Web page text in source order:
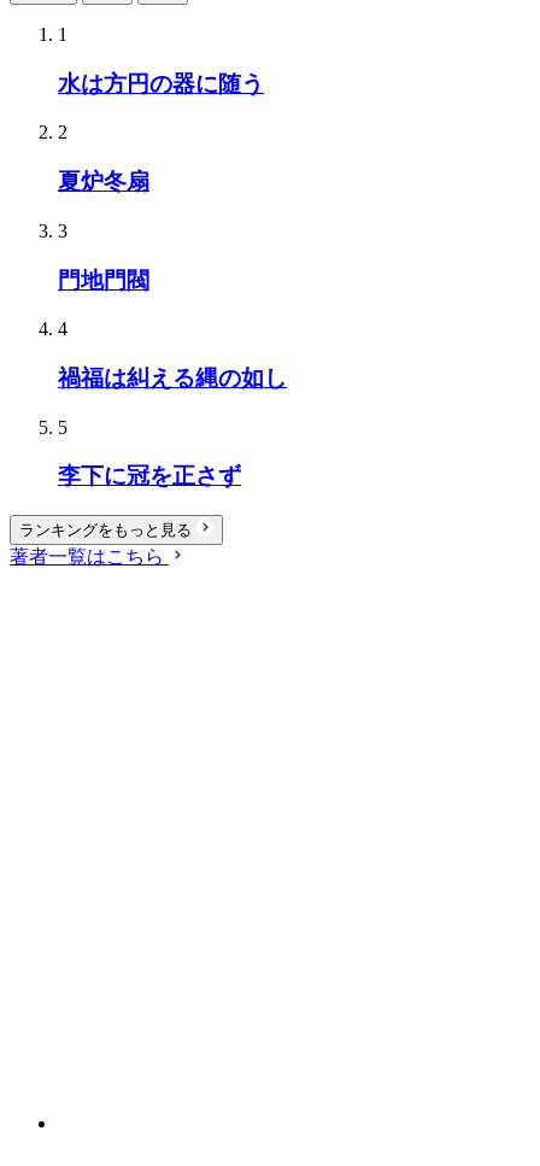
1
水は方円の器に随う
2
夏炉冬扇
3
門地門閥
4
禍福は糾える縄の如し
5
李下に冠を正さず
ランキングをもっと見る
著者一覧はこちら